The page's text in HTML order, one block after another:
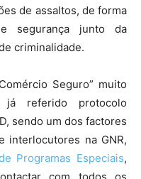
de assaltos, de forma
segurança junto da
criminalidade.
Seguro” muito
referido protocolo
sendo um dos factores
interlocutores na GNR,
Programas Especiais,